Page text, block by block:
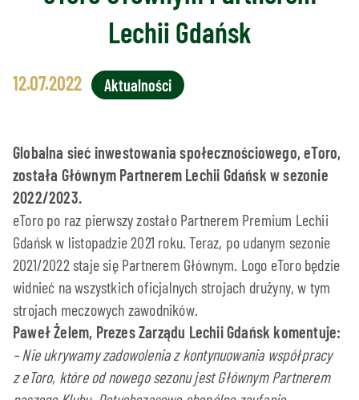
Lechii Gdańsk
12.07.2022 Aktualności
Globalna sieć inwestowania społecznościowego, eToro,
została Głównym Partnerem Lechii Gdańsk w sezonie
2022/2023.
eToro po raz pierwszy zostało Partnerem Premium Lechii
Gdańsk w listopadzie 2021 roku. Teraz, po udanym sezonie
2021/2022 staje się Partnerem Głównym. Logo eToro będzie
widnieć na wszystkich oficjalnych strojach drużyny, w tym
strojach meczowych zawodników.
Paweł Żelem, Prezes Zarządu Lechii Gdańsk komentuje:
–Nie ukrywamy zadowolenia z kontynuowania współpracy
z eToro, które od nowego sezonu jest Głównym Partnerem